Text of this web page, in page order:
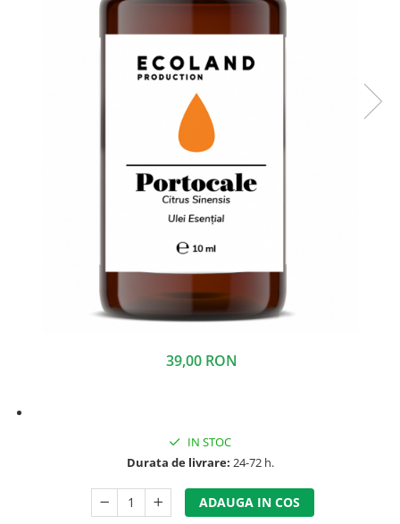
39,00 RON
IN STOC
Durata de livrare: 24-72 h.
ADAUGA IN COS